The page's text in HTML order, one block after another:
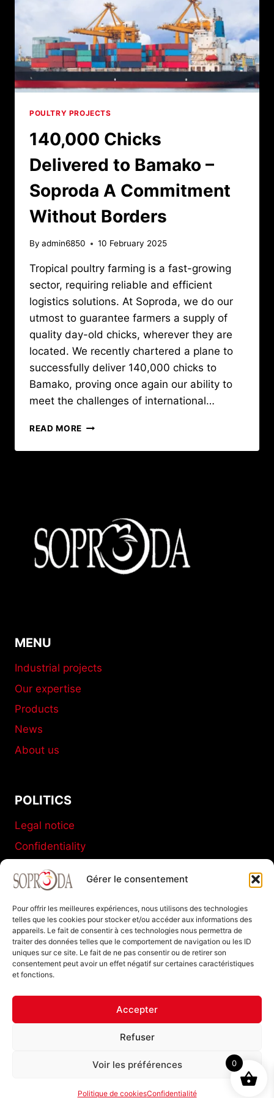
Gérer le consentement
Pour offrir les meilleures expériences, nous utilisons des technologies
telles que les cookies pour stocker et/ou accéder aux informations des
appareils. Le fait de consentir à ces technologies nous permettra de
traiter des données telles que le comportement de navigation ou les ID
uniques sur ce site. Le fait de ne pas consentir ou de retirer son
consentement peut avoir un effet négatif sur certaines caractéristiques
et fonctions.
Accepter
Refuser
Voir les préférences
Politique de cookiesConfidentialité
POULTRY PROJECTS
140,000 Chicks
Delivered to Bamako –
Soproda A Commitment
Without Borders
By admin6850 10 February 2025
Tropical poultry farming is a fast-growing
sector, requiring reliable and efficient
logistics solutions. At Soproda, we do our
utmost to guarantee farmers a supply of
quality day-old chicks, wherever they are
located. We recently chartered a plane to
successfully deliver 140,000 chicks to
Bamako, proving once again our ability to
meet the challenges of international…
READ MORE 140,000
DELIVERED
COMMITMENT
WITHOUT
BORDERS
MENU
Industrial projects
Our expertise
Products
News
About us
POLITICS
Legal notice
Confidentiality
Terms and conditions of sale
Cookies policy
SOPRODA
11 C Boulevard de La Marne
77120 Coulommiers FRANCE
Tel : +33 (0)1 64 20 94 40
0